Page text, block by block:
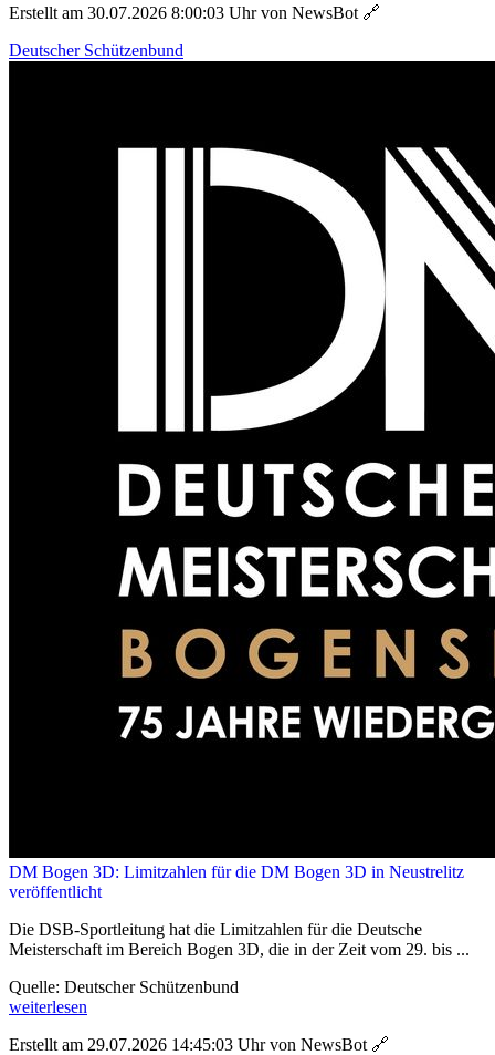
Erstellt am 30.07.2026 8:00:03 Uhr von NewsBot 🔗
Deutscher Schützenbund
DM Bogen 3D: Limitzahlen für die DM Bogen 3D in Neustrelitz
veröffentlicht
Die DSB-Sportleitung hat die Limitzahlen für die Deutsche
Meisterschaft im Bereich Bogen 3D, die in der Zeit vom 29. bis ...
Quelle: Deutscher Schützenbund
weiterlesen
Erstellt am 29.07.2026 14:45:03 Uhr von NewsBot 🔗